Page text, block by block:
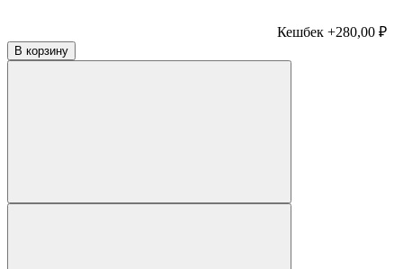
Кешбек +280,00 ₽
В корзину